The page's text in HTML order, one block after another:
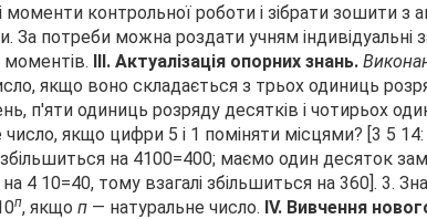
моменти контрольної роботи і зібрати зошити з
За потреби можна роздати учням індивідуальні
III.Актуалізація опорних знань.
якщо воно складається з трьох одиниць
п'яти одиниць розряду десятків і чотирьох
число, якщо цифри 5 і 1 поміняти місцями? [3 5
збільшиться на 4100=400; маємо один десяток
4 10=40, тому взагалі збільшиться на 360]. 3.
п, якщоп — натуральне число. IV. Вивчення